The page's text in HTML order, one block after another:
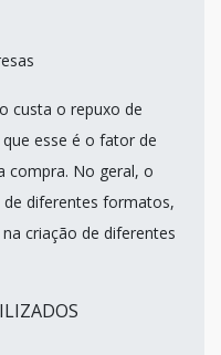
custa o repuxo de
esse é o fator de
compra. No geral, o
diferentes formatos,
criação de diferentes